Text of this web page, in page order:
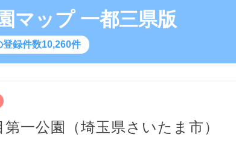
マップ 一都三県版
登録件数10,260件
一公園（埼玉県さいたま市）